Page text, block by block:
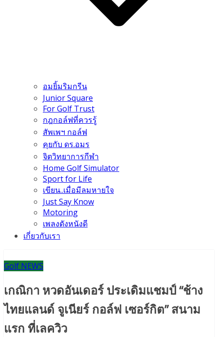
อมยิ้มริมกรีน
Junior Square
For Golf Trust
กฎกอล์ฟที่ควรรู้
สัพเพฯ กอล์ฟ
คุยกับ ดร.อมร
จิตวิทยาการกีฬา
Home Golf Simulator
Sport for Life
เขียน..เมื่อมีลมหายใจ
Just Say Know
Motoring
เพลงดังหนังดี
เกี่ยวกับเรา
Golf NEWS
เกณิกา หวดอันเดอร์ ประเดิมแชมป์ “ช้าง
ไทยแลนด์ จูเนียร์ กอล์ฟ เซอร์กิต” สนาม
แรก ที่เลควิว